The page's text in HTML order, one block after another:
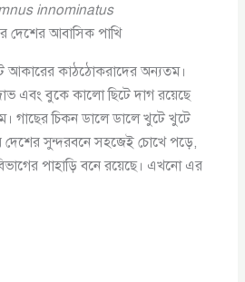
innominatus
দেশের আবাসিক পাখি
আকারের কাঠঠোকরাদের অন্যতম।
এবং বুকে কালো ছিটে দাগ রয়েছে
গাছের চিকন ডালে ডালে খুটে খুটে
সুন্দরবনে সহজেই চোখে পড়ে,
পাহাড়ি বনে রয়েছে। এখনো এর